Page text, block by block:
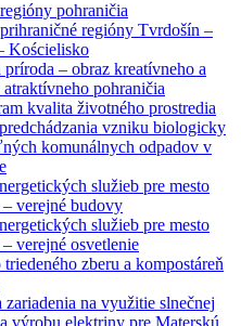
pohraničia
regióny Tvrdošín –
Kościelisko
– obraz kreatívneho a
pohraničia
kvalita životného prostredia
vzniku biologicky
komunálnych odpadov v
služieb pre mesto
verejné budovy
služieb pre mesto
verejné osvetlenie
triedeného zberu a kompostáreň
zariadenia na využitie slnečnej
výrobu elektriny pre Materskú